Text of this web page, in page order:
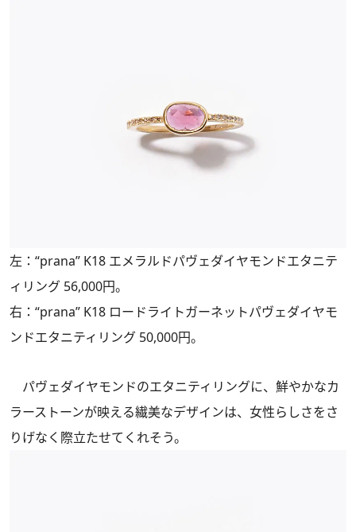
左：“prana” K18 エメラルドパヴェダイヤモンドエタニテ
ィリング 56,000円。
右：“prana” K18 ロードライトガーネットパヴェダイヤモ
ンドエタニティリング 50,000円。
パヴェダイヤモンドのエタニティリングに、鮮やかなカ
ラーストーンが映える繊美なデザインは、女性らしさをさ
りげなく際立たせてくれそう。